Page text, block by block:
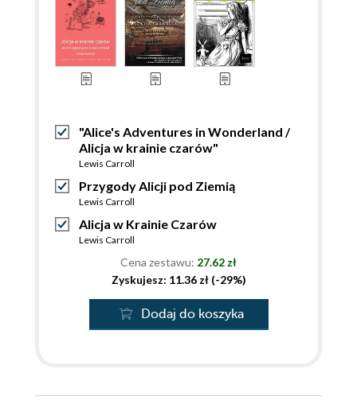
"Alice's Adventures in Wonderland /
Alicja w krainie czarów"
Lewis Carroll
Przygody Alicji pod Ziemią
Lewis Carroll
Alicja w Krainie Czarów
Lewis Carroll
Cena zestawu: 27.62 zł
Zyskujesz: 11.36 zł (-29%)
Dodaj do koszyka